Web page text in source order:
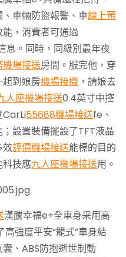
車輛防盜報警、車線上預
，消費者可通過
。同時，同級別最年夜
機場接送房間。服完他，穿
到娘房機場接機 ，請娘去
人座機場接送0.4英寸中控
CarLi55688機場接送fe、
設置裝備擺設了TFT液晶
效評價機場接送能標的目的
科技應九人座機場接送用。
漢騰幸福e+全車身采用高
高強度平安“籠式”車身結
、ABS防抱逝世制動